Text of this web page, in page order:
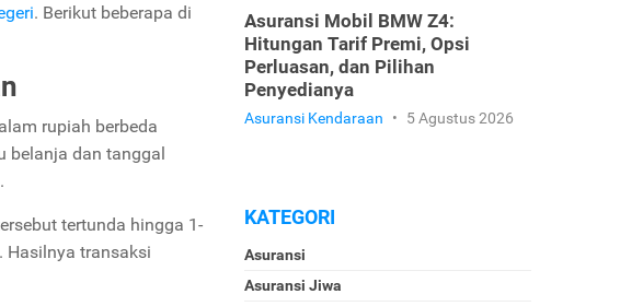
. Berikut beberapa di
rupiah berbeda
belanja dan tanggal
tertunda hingga 1-
Hasilnya transaksi
Asuransi Mobil BMW Z4:
Hitungan Tarif Premi, Opsi
Perluasan, dan Pilihan
Penyedianya
Asuransi Kendaraan • 5 Agustus 2026
KATEGORI
Asuransi
Asuransi Jiwa